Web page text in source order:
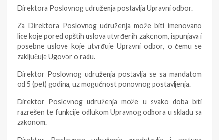
Direktora Poslovnog udruženja postavlja Upravni odbor.
Za Direktora Poslovnog udruženja može biti imenovano
lice koje pored opštih uslova utvrđenih zakonom, ispunjava i
posebne uslove koje utvrđuje Upravni odbor, o čemu se
zaključuje Ugovor o radu.
Direktor Poslovnog udruženja postavlja se sa mandatom
od 5 (pet) godina, uz mogućnost ponovnog postavljenja.
Direktor Poslovnog udruženja može u svako doba biti
razrešen te funkcije odlukom Upravnog odbora u skladu sa
zakonom.